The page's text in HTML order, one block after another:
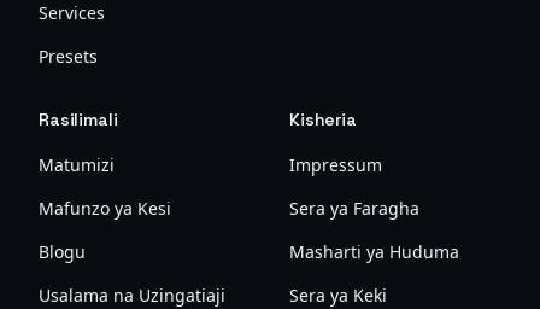
Services
Presets
Rasilimali
Matumizi
Mafunzo ya Kesi
Blogu
Usalama na Uzingatiaji
Kisheria
Impressum
Sera ya Faragha
Masharti ya Huduma
Sera ya Keki